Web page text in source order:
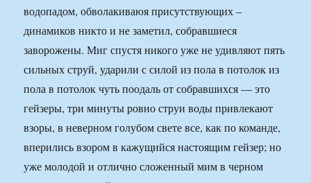
водопадом, обволакиваюя присутствующих –
динамиков никто и не заметил, собравшиеся
заворожены. Миг спустя никого уже не удивляют пять
сильных струй, ударили с силой из пола в потолок из
пола в потолок чуть поодаль от собравшихся — это
гейзеры, три минуты ровно струи воды привлекают
взоры, в неверном голубом свете все, как по команде,
вперились взором в кажущийся настоящим гейзер; но
уже молодой и отлично сложенный мим в черном